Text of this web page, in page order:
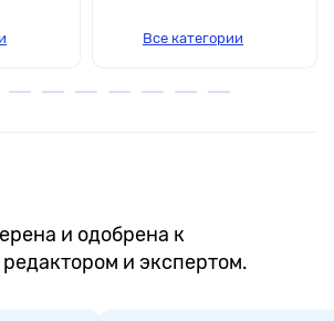
Все категории
и одобрена к
и экспертом.